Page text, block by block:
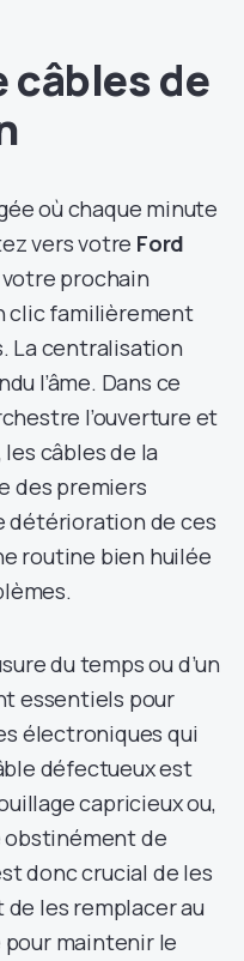
câbles de
où chaque minute
vers votre Ford
prochain
clic familièrement
La centralisation
l’âme. Dans ce
l’ouverture et
câbles de la
des premiers
détérioration de ces
routine bien huilée
du temps ou d’un
essentiels pour
électroniques qui
défectueux est
capricieux ou,
obstinément de
donc crucial de les
les remplacer au
maintenir le